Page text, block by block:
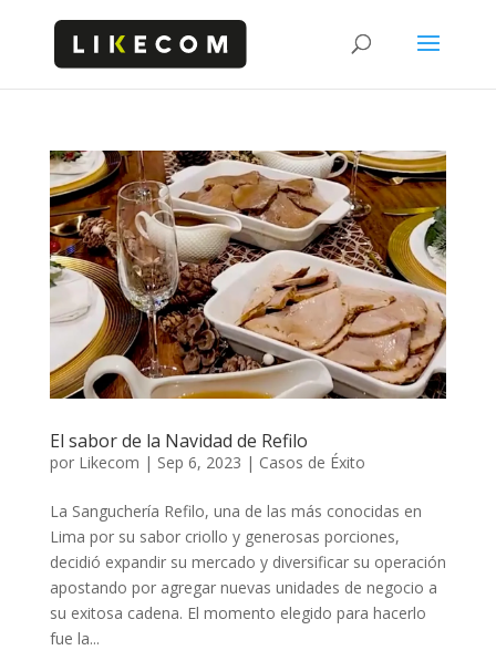
El sabor de la Navidad de Refilo
por Likecom | Sep 6, 2023 | Casos de Éxito
La Sanguchería Refilo, una de las más conocidas en
Lima por su sabor criollo y generosas porciones,
decidió expandir su mercado y diversificar su operación
apostando por agregar nuevas unidades de negocio a
su exitosa cadena. El momento elegido para hacerlo
fue la...